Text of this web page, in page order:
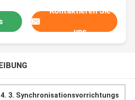
Kontaktieren Sie
uns
4. 3. Synchronisationsvorrichtungs